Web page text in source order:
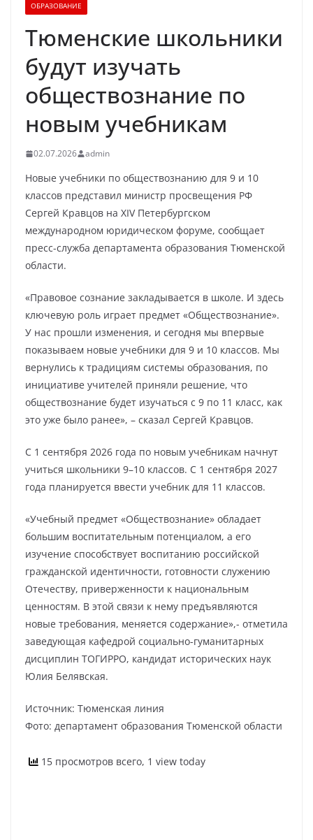
ОБРАЗОВАНИЕ
Тюменские школьники
будут изучать
обществознание по
новым учебникам
02.07.2026 admin
Новые учебники по обществознанию для 9 и 10
классов представил министр просвещения РФ
Сергей Кравцов на XIV Петербургском
международном юридическом форуме, сообщает
пресс-служба департамента образования Тюменской
области.
«Правовое сознание закладывается в школе. И здесь
ключевую роль играет предмет «Обществознание».
У нас прошли изменения, и сегодня мы впервые
показываем новые учебники для 9 и 10 классов. Мы
вернулись к традициям системы образования, по
инициативе учителей приняли решение, что
обществознание будет изучаться с 9 по 11 класс, как
это уже было ранее», – сказал Сергей Кравцов.
С 1 сентября 2026 года по новым учебникам начнут
учиться школьники 9–10 классов. С 1 сентября 2027
года планируется ввести учебник для 11 классов.
«Учебный предмет «Обществознание» обладает
большим воспитательным потенциалом, а его
изучение способствует воспитанию российской
гражданской идентичности, готовности служению
Отечеству, приверженности к национальным
ценностям. В этой связи к нему предъявляются
новые требования, меняется содержание»,- отметила
заведующая кафедрой социально-гуманитарных
дисциплин ТОГИРРО, кандидат исторических наук
Юлия Белявская.
Источник: Тюменская линия
Фото: департамент образования Тюменской области
15 просмотров всего, 1 view today